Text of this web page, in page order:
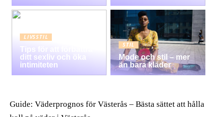
LIVSSTIL
Tips för att förbättra
ditt sexliv och öka
intimiteten
STIL
Mode och stil – mer
än bara kläder
Guide: Väderprognos för Västerås – Bästa sättet att hålla